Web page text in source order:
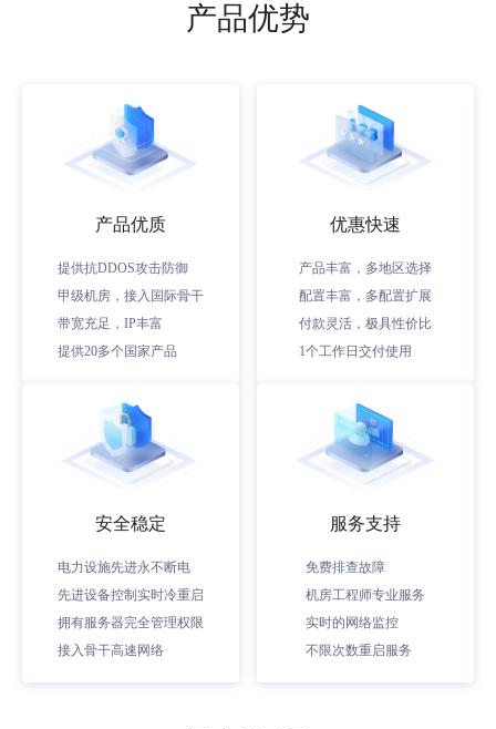
产品优势
产品优质
提供抗DDOS攻击防御
甲级机房，接入国际骨干
带宽充足，IP丰富
提供20多个国家产品
优惠快速
产品丰富，多地区选择
配置丰富，多配置扩展
付款灵活，极具性价比
1个工作日交付使用
安全稳定
电力设施先进永不断电
先进设备控制实时冷重启
拥有服务器完全管理权限
接入骨干高速网络
服务支持
免费排查故障
机房工程师专业服务
实时的网络监控
不限次数重启服务